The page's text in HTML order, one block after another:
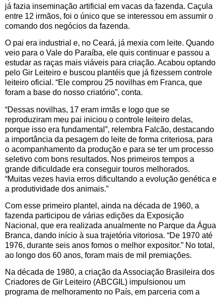
já fazia inseminação artificial em vacas da fazenda. Caçula
entre 12 irmãos, foi o único que se interessou em assumir o
comando dos negócios da fazenda.
O pai era industrial e, no Ceará, já mexia com leite. Quando
veio para o Vale do Paraíba, ele quis continuar e passou a
estudar as raças mais viáveis para criação. Acabou optando
pelo Gir Leiteiro e buscou plantéis que já fizessem controle
leiteiro oficial. “Ele comprou 25 novilhas em Franca, que
foram a base do nosso criatório”, conta.
“Dessas novilhas, 17 eram irmãs e logo que se
reproduziram meu pai iniciou o controle leiteiro delas,
porque isso era fundamental”, relembra Falcão, destacando
a importância da pesagem do leite de forma criteriosa, para
o acompanhamento da produção e para se ter um processo
seletivo com bons resultados. Nos primeiros tempos a
grande dificuldade era conseguir touros melhorados.
“Muitas vezes havia erros dificultando a evolução genética e
a produtividade dos animais.”
Com esse primeiro plantel, ainda na década de 1960, a
fazenda participou de várias edições da Exposição
Nacional, que era realizada anualmente no Parque da Água
Branca, dando início à sua trajetória vitoriosa. “De 1970 até
1976, durante seis anos fomos o melhor expositor.” No total,
ao longo dos 60 anos, foram mais de mil premiações.
Na década de 1980, a criação da Associação Brasileira dos
Criadores de Gir Leiteiro (ABCGIL) impulsionou um
programa de melhoramento no País, em parceria com a